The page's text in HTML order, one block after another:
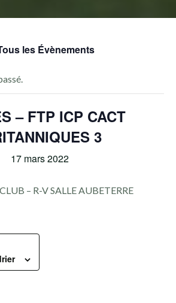
les Évènements
– FTP ICP CACT
3
17 mars 2022
– R-V SALLE AUBETERRE